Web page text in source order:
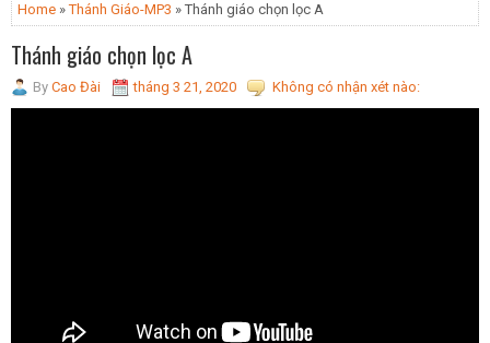
Home »Thánh Giáo-MP3 » Thánh giáo chọn lọc A
Thánh giáo chọn lọc A
By Cao Đài tháng 3 21, 2020 Không có nhận xét nào: